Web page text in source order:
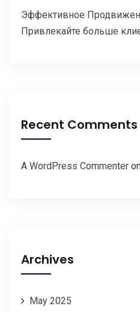
Эффективное
Привлекайте больше
Recent Comments
A WordPress Commenter
Archives
May 2025